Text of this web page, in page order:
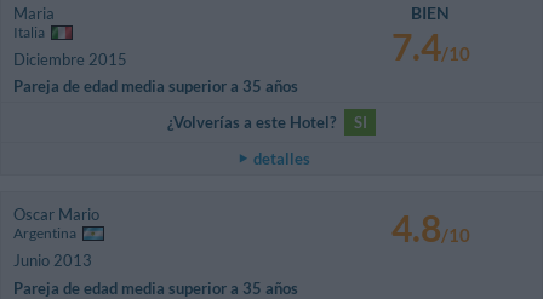
Maria
Italia
Diciembre 2015
Pareja de edad media superior a 35 años
BIEN
7.4/10
¿Volverías a este Hotel?
SI
detalles
Oscar Mario
Argentina
Junio 2013
Pareja de edad media superior a 35 años
4.8/10